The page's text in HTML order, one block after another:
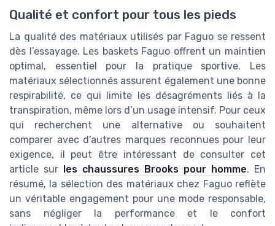
Qualité et confort pour tous les pieds
La qualité des matériaux utilisés par Faguo se ressent
dès l’essayage. Les baskets Faguo offrent un maintien
optimal, essentiel pour la pratique sportive. Les
matériaux sélectionnés assurent également une bonne
respirabilité, ce qui limite les désagréments liés à la
transpiration, même lors d’un usage intensif. Pour ceux
qui recherchent une alternative ou souhaitent
comparer avec d’autres marques reconnues pour leur
exigence, il peut être intéressant de consulter cet
article sur les chaussures Brooks pour homme. En
résumé, la sélection des matériaux chez Faguo reflète
un véritable engagement pour une mode responsable,
sans négliger la performance et le confort